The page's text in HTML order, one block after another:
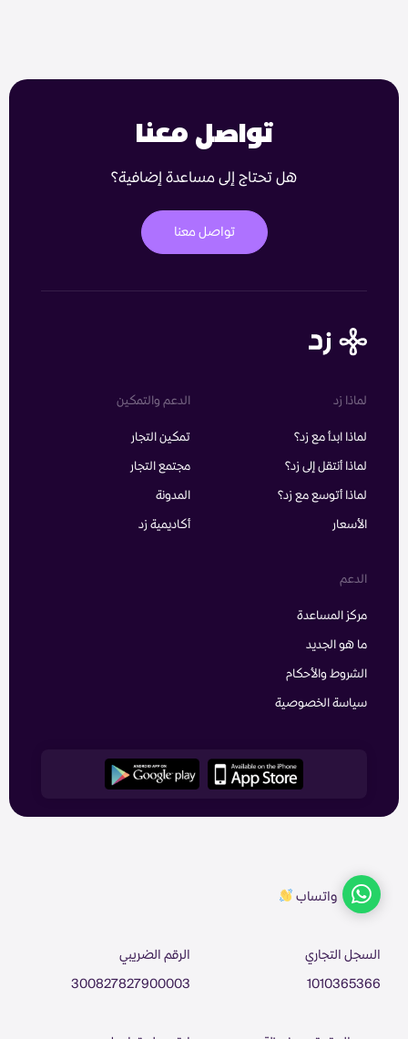
تواصل معنا
هل تحتاج إلى مساعدة إضافية؟
تواصل معنا
لماذا زد
لماذا ابدأ مع زد؟
لماذا أنتقل إلى زد؟
لماذا أتوسع مع زد؟
الأسعار
الدعم والتمكين
تمكين التجار
مجتمع التجار
المدونة
أكاديمية زد
الدعم
مركز المساعدة
ما هو الجديد
الشروط والأحكام
سياسة الخصوصية
واتساب
السجل التجاري
1010365366
الرقم الضريبي
300827827900003